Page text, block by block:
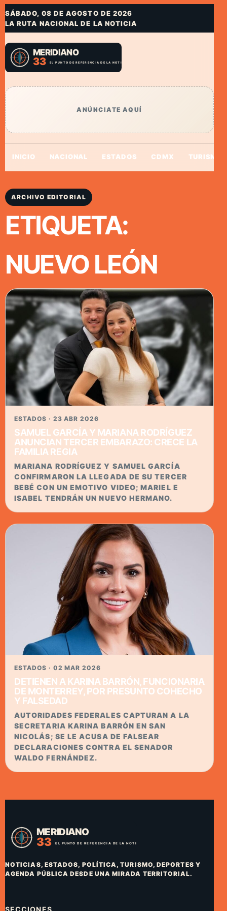
SÁBADO, 08 DE AGOSTO DE 2026
LA RUTA NACIONAL DE LA NOTICIA
ANÚNCIATE AQUÍ
INICIO NACIONAL ESTADOS CDMX TURISMO
ARCHIVO EDITORIAL
ETIQUETA:
NUEVO LEÓN
ESTADOS · 23 ABR 2026
SAMUEL GARCÍA Y MARIANA RODRÍGUEZ
ANUNCIAN TERCER EMBARAZO: CRECE LA
FAMILIA REGIA
MARIANA RODRÍGUEZ Y SAMUEL GARCÍA
CONFIRMARON LA LLEGADA DE SU TERCER
BEBÉ CON UN EMOTIVO VIDEO; MARIEL E
ISABEL TENDRÁN UN NUEVO HERMANO.
ESTADOS · 02 MAR 2026
DETIENEN A KARINA BARRÓN, FUNCIONARIA
DE MONTERREY, POR PRESUNTO COHECHO
Y FALSEDAD
AUTORIDADES FEDERALES CAPTURAN A LA
SECRETARIA KARINA BARRÓN EN SAN
NICOLÁS; SE LE ACUSA DE FALSEAR
DECLARACIONES CONTRA EL SENADOR
WALDO FERNÁNDEZ.
NOTICIAS, ESTADOS, POLÍTICA, TURISMO, DEPORTES Y
AGENDA PÚBLICA DESDE UNA MIRADA TERRITORIAL.
SECCIONES